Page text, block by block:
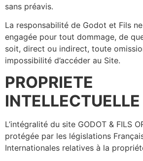
sans préavis.
La responsabilité de Godot et Fils
engagée pour tout dommage, de
soit, direct ou indirect, toute
impossibilité d’accéder au Site.
PROPRIETE
INTELLECTUELLE
L’intégralité du site GODOT & FILS
protégée par les législations
Internationales relatives à la